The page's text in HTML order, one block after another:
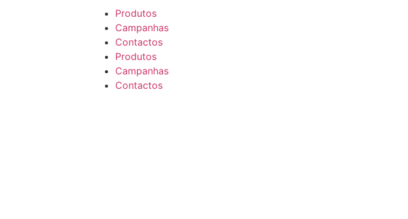
Produtos
Campanhas
Contactos
Produtos
Campanhas
Contactos